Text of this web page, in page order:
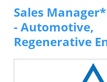
Sales
- Automotive,
Regenerative